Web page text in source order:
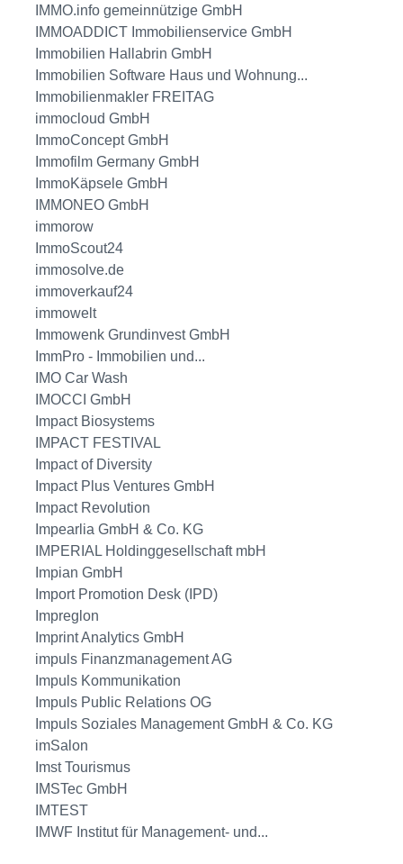
IMMO.info gemeinnützige GmbH
IMMOADDICT Immobilienservice GmbH
Immobilien Hallabrin GmbH
Immobilien Software Haus und Wohnung...
Immobilienmakler FREITAG
immocloud GmbH
ImmoConcept GmbH
Immofilm Germany GmbH
ImmoKäpsele GmbH
IMMONEO GmbH
immorow
ImmoScout24
immosolve.de
immoverkauf24
immowelt
Immowenk Grundinvest GmbH
ImmPro - Immobilien und...
IMO Car Wash
IMOCCI GmbH
Impact Biosystems
IMPACT FESTIVAL
Impact of Diversity
Impact Plus Ventures GmbH
Impact Revolution
Impearlia GmbH & Co. KG
IMPERIAL Holdinggesellschaft mbH
Impian GmbH
Import Promotion Desk (IPD)
Impreglon
Imprint Analytics GmbH
impuls Finanzmanagement AG
Impuls Kommunikation
Impuls Public Relations OG
Impuls Soziales Management GmbH & Co. KG
imSalon
Imst Tourismus
IMSTec GmbH
IMTEST
IMWF Institut für Management- und...